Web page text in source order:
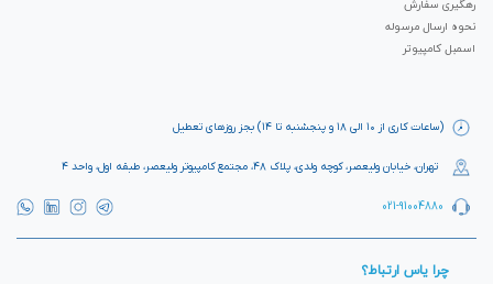
(ساعات کاری از ۱۰ الی ۱۸ و پنجشنبه تا ۱۴) بجز روزهای تعطیل
تهران، خیابان ولیعصر، کوچه ولدی، پلاک ۴۸، مجتمع کامپیوتر ولیعصر، طبقه اول، واحد ۴
021-91004880
رهگیری سفارش
نحوه ارسال مرسوله
اسمبل کامپیوتر
چرا یاس ارتباط؟